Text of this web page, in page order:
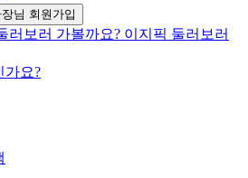
님 회원가입
가요?